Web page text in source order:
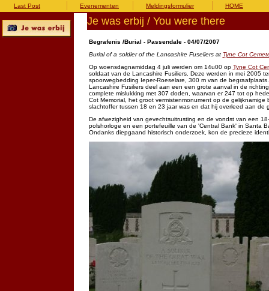
Last Post Evenementen Meldingsformulier HOME
Je was erbij / You were there
Begrafenis /Burial - Passendale - 04/07/2007
Burial of a soldier of the Lancashire Fuseliers at Tyne Cot
Op woensdagnamiddag 4 juli werden om 14u00 op Tyne Cot
soldaat van de Lancashire Fusiliers. Deze werden in mei 2005
spoorwegbedding Ieper-Roeselare, 300 m van de
Lancashire Fusiliers deel aan een een grote aanval in de
complete mislukking met 307 doden, waarvan er 247 tot op
Cot Memorial, het groot vermistenmonument op de
slachtoffer tussen 18 en 23 jaar was en dat hij overleed aan de
De afwezigheid van gevechtsuitrusting en de vondst van een
polshorloge en een portefeuille van de 'Central Bank' in Santa
Ondanks diepgaand historisch onderzoek, kon de precieze